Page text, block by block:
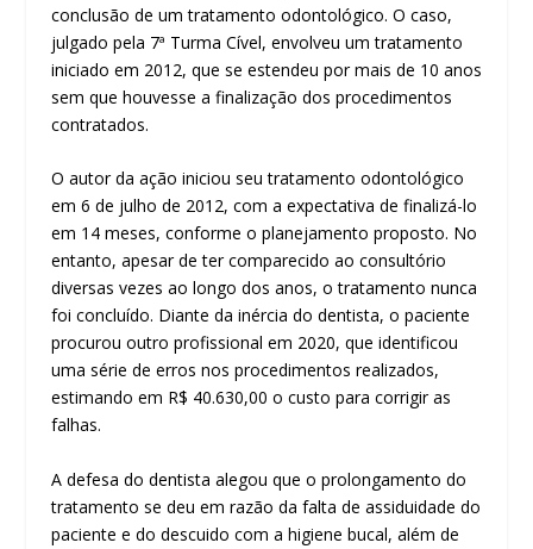
conclusão de um tratamento odontológico. O caso,
julgado pela 7ª Turma Cível, envolveu um tratamento
iniciado em 2012, que se estendeu por mais de 10 anos
sem que houvesse a finalização dos procedimentos
contratados.
O autor da ação iniciou seu tratamento odontológico
em 6 de julho de 2012, com a expectativa de finalizá-lo
em 14 meses, conforme o planejamento proposto. No
entanto, apesar de ter comparecido ao consultório
diversas vezes ao longo dos anos, o tratamento nunca
foi concluído. Diante da inércia do dentista, o paciente
procurou outro profissional em 2020, que identificou
uma série de erros nos procedimentos realizados,
estimando em R$ 40.630,00 o custo para corrigir as
falhas.
A defesa do dentista alegou que o prolongamento do
tratamento se deu em razão da falta de assiduidade do
paciente e do descuido com a higiene bucal, além de